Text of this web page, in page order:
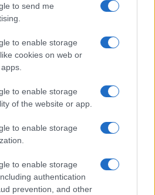
to send me
to enable storage
cookies on web or
to enable storage
of the website or app.
to enable storage
to enable storage
authentication
prevention, and other